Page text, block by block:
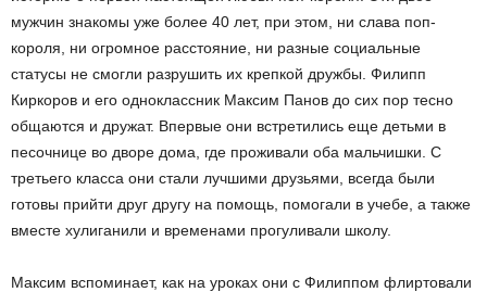
мужчин знакомы уже более 40 лет, при этом, ни слава поп-
короля, ни огромное расстояние, ни разные социальные
статусы не смогли разрушить их крепкой дружбы. Филипп
Киркоров и его одноклассник Максим Панов до сих пор тесно
общаются и дружат. Впервые они встретились еще детьми в
песочнице во дворе дома, где проживали оба мальчишки. С
третьего класса они стали лучшими друзьями, всегда были
готовы прийти друг другу на помощь, помогали в учебе, а также
вместе хулиганили и временами прогуливали школу.
Максим вспоминает, как на уроках они с Филиппом флиртовали